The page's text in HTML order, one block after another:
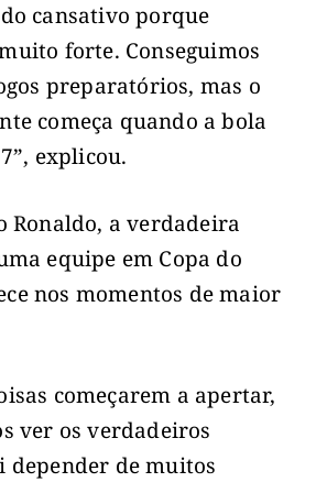
cansativo porque
forte. Conseguimos
preparatórios, mas o
começa quando a bola
explicou.
Ronaldo, a verdadeira
equipe em Copa do
nos momentos de maior
começarem a apertar,
ver os verdadeiros
depender de muitos